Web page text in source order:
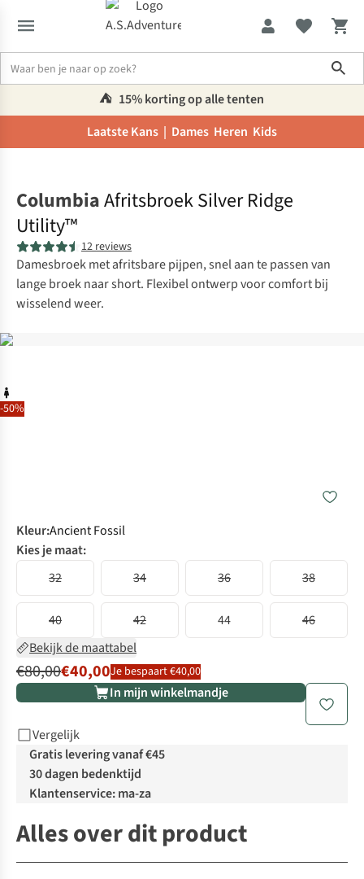
⛺️ 15% korting op alle tenten
Laatste Kans | Dames Heren Kids
-50%
ColumbiaAfritsbroek Silver Ridge
Utility™
12 reviews
Damesbroek met afritsbare pijpen, snel aan te passen van
lange broek naar short. Flexibel ontwerp voor comfort bij
wisselend weer.
Kleur:Ancient Fossil
Kies je maat:
32
34 36 38
40 42 44
46
Bekijk de maattabel
€80,00€40,00Je bespaart €40,00
In mijn winkelmandje
Vergelijk
Gratis levering vanaf €45
30 dagen bedenktijd
Klantenservice: ma-za
Alles over dit product